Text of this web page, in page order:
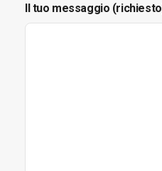
Il tuo messaggio